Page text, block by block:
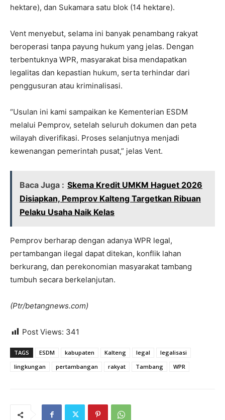
hektare), dan Sukamara satu blok (14 hektare).
Vent menyebut, selama ini banyak penambang rakyat
beroperasi tanpa payung hukum yang jelas. Dengan
terbentuknya WPR, masyarakat bisa mendapatkan
legalitas dan kepastian hukum, serta terhindar dari
penggusuran atau kriminalisasi.
“Usulan ini kami sampaikan ke Kementerian ESDM
melalui Pemprov, setelah seluruh dokumen dan peta
wilayah diverifikasi. Proses selanjutnya menjadi
kewenangan pemerintah pusat,” jelas Vent.
Baca Juga : Skema Kredit UMKM Haguet 2026
Disiapkan, Pemprov Kalteng Targetkan Ribuan
Pelaku Usaha Naik Kelas
Pemprov berharap dengan adanya WPR legal,
pertambangan ilegal dapat ditekan, konflik lahan
berkurang, dan perekonomian masyarakat tambang
tumbuh secara berkelanjutan.
(Ptr/betangnews.com)
Post Views: 341
TAGS ESDM kabupaten Kalteng legal
legalisasi
lingkungan
pertambangan rakyat Tambang WPR